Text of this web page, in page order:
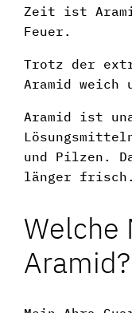
Zeit ist
Feuer.
Trotz der
Aramid weich
Aramid ist
und Pilzen.
länger frisch.
Welche
Aramid?